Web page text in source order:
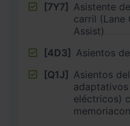
[7Y7] Asistente
carril (Lane
Assist)
[4D3] Asientos
[Q1J] Asientos
eléctricos)